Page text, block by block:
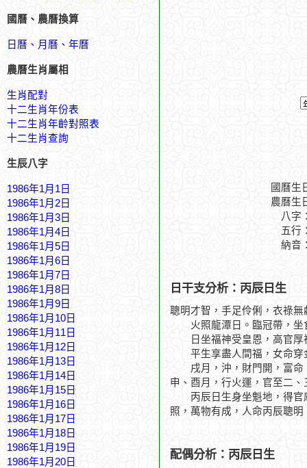
國曆、農曆換算
日曆、月曆、年曆
農曆生肖屬相
生肖配對
十二生肖年份表
十二生肖年齡對照表
十二生肖查詢
生辰八字
1986年1月1日
1986年1月2日
1986年1月3日
1986年1月4日
1986年1月5日
1986年1月6日
1986年1月7日
1986年1月8日
1986年1月9日
1986年1月10日
1986年1月11日
1986年1月12日
1986年1月13日
1986年1月14日
1986年1月15日
1986年1月16日
1986年1月17日
1986年1月18日
1986年1月19日
1986年1月20日
國曆生
農曆生
八字
五行
納音
日干支分析：丙辰日生
聰明才智，手足伶俐，衣祿
火照龍潭日。臨冠帶，坐
日坐福神受皇恩，高官厚
平生享盡人間福，女命穿
戌月，沖，財門開，富命
申、酉月，行火運，官至二
丙辰日生身坐魁地，得官
照，萬物有成，人命丙辰聰
配偶分析：丙辰日生